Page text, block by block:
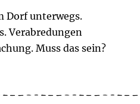
Dorf unterwegs.
Verabredungen
Muss das sein?